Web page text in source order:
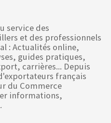
service des
et des professionnels
: Actualités online,
guides pratiques,
carrières... Depuis
français
du Commerce
informations,